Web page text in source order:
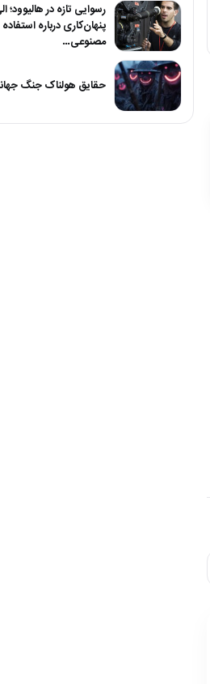
رسوایی تازه در هالیوود؛
پنهان‌کاری درباره
مصنوعی…
حقایق هولناک جنگ